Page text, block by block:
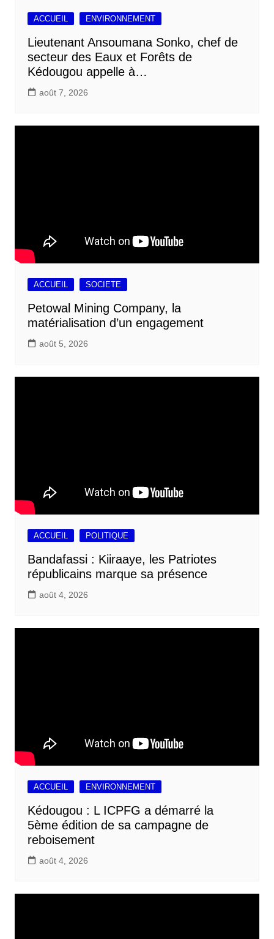
ACCUEIL ENVIRONNEMENT
Lieutenant Ansoumana Sonko, chef de
secteur des Eaux et Forêts de
Kédougou appelle à…
août 7, 2026
ACCUEIL SOCIETE
Petowal Mining Company, la
matérialisation d’un engagement
août 5, 2026
ACCUEIL POLITIQUE
Bandafassi : Kiiraaye, les Patriotes
républicains marque sa présence
août 4, 2026
ACCUEIL ENVIRONNEMENT
Kédougou : L ICPFG a démarré la
5ème édition de sa campagne de
reboisement
août 4, 2026